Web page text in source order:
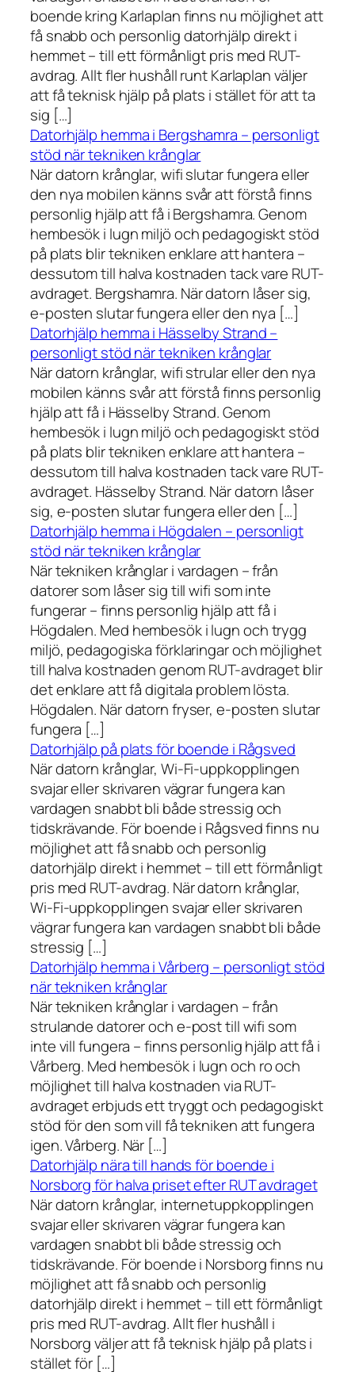
boende kring Karlaplan finns nu möjlighet att
få snabb och personlig datorhjälp direkt i
hemmet – till ett förmånligt pris med RUT-
avdrag. Allt fler hushåll runt Karlaplan väljer
att få teknisk hjälp på plats i stället för att ta
sig […]
Datorhjälp hemma i Bergshamra – personligt
stöd när tekniken krånglar
När datorn krånglar, wifi slutar fungera eller
den nya mobilen känns svår att förstå finns
personlig hjälp att få i Bergshamra. Genom
hembesök i lugn miljö och pedagogiskt stöd
på plats blir tekniken enklare att hantera –
dessutom till halva kostnaden tack vare RUT-
avdraget. Bergshamra. När datorn låser sig,
e-posten slutar fungera eller den nya […]
Datorhjälp hemma i Hässelby Strand –
personligt stöd när tekniken krånglar
När datorn krånglar, wifi strular eller den nya
mobilen känns svår att förstå finns personlig
hjälp att få i Hässelby Strand. Genom
hembesök i lugn miljö och pedagogiskt stöd
på plats blir tekniken enklare att hantera –
dessutom till halva kostnaden tack vare RUT-
avdraget. Hässelby Strand. När datorn låser
sig, e-posten slutar fungera eller den […]
Datorhjälp hemma i Högdalen – personligt
stöd när tekniken krånglar
När tekniken krånglar i vardagen – från
datorer som låser sig till wifi som inte
fungerar – finns personlig hjälp att få i
Högdalen. Med hembesök i lugn och trygg
miljö, pedagogiska förklaringar och möjlighet
till halva kostnaden genom RUT-avdraget blir
det enklare att få digitala problem lösta.
Högdalen. När datorn fryser, e-posten slutar
fungera […]
Datorhjälp på plats för boende i Rågsved
När datorn krånglar, Wi-Fi-uppkopplingen
svajar eller skrivaren vägrar fungera kan
vardagen snabbt bli både stressig och
tidskrävande. För boende i Rågsved finns nu
möjlighet att få snabb och personlig
datorhjälp direkt i hemmet – till ett förmånligt
pris med RUT-avdrag. När datorn krånglar,
Wi-Fi-uppkopplingen svajar eller skrivaren
vägrar fungera kan vardagen snabbt bli både
stressig […]
Datorhjälp hemma i Vårberg – personligt stöd
när tekniken krånglar
När tekniken krånglar i vardagen – från
strulande datorer och e-post till wifi som
inte vill fungera – finns personlig hjälp att få i
Vårberg. Med hembesök i lugn och ro och
möjlighet till halva kostnaden via RUT-
avdraget erbjuds ett tryggt och pedagogiskt
stöd för den som vill få tekniken att fungera
igen. Vårberg. När […]
Datorhjälp nära till hands för boende i
Norsborg för halva priset efter RUT avdraget
När datorn krånglar, internetuppkopplingen
svajar eller skrivaren vägrar fungera kan
vardagen snabbt bli både stressig och
tidskrävande. För boende i Norsborg finns nu
möjlighet att få snabb och personlig
datorhjälp direkt i hemmet – till ett förmånligt
pris med RUT-avdrag. Allt fler hushåll i
Norsborg väljer att få teknisk hjälp på plats i
stället för […]